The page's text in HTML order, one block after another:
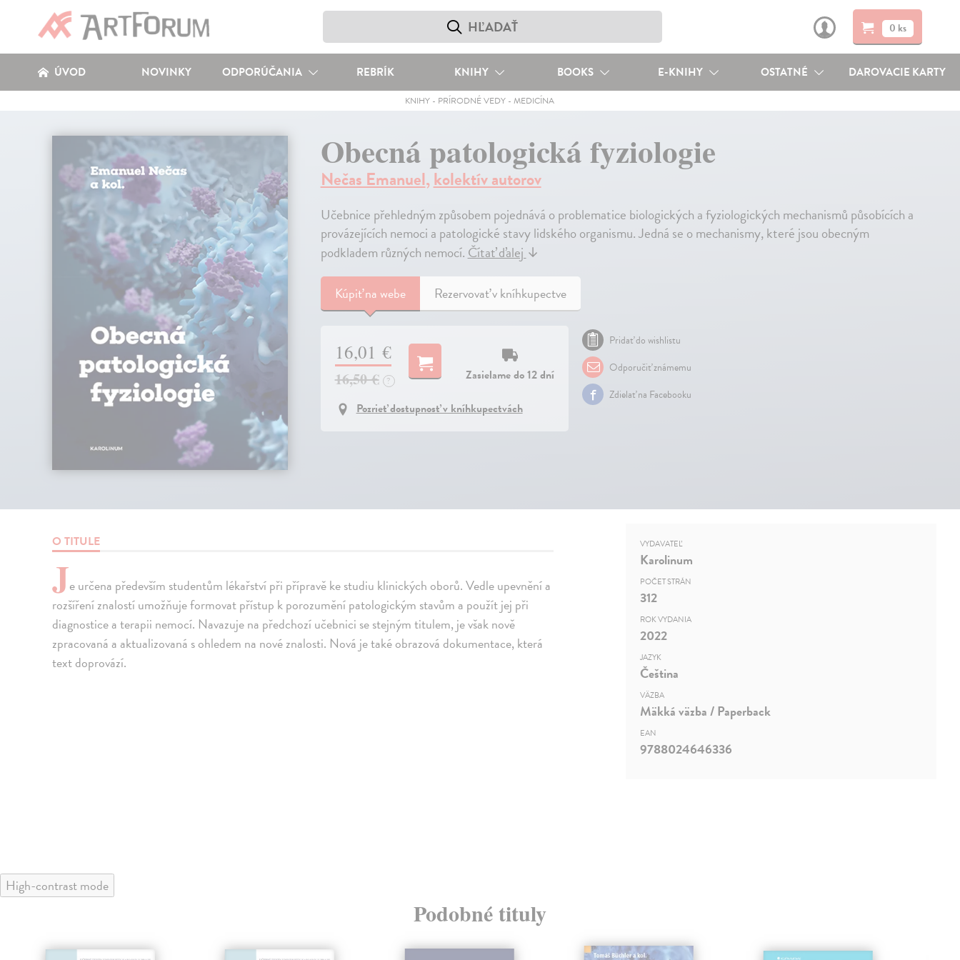
0 ks
ÚVOD NOVINKY ODPORÚČANIA REBRÍK KNIHY BOOKS E-KNIHY OSTATNÉ DAROVACIE KARTY
KNIHY - PRÍRODNÉ VEDY -MEDICÍNA
Obecná patologická fyziologie
Nečas Emanuel,kolektív autorov
Učebnice přehledným způsobem pojednává o problematice biologických a fyziologických mechanismů působících a
provázejících nemoci a patologické stavy lidského organismu. Jedná se o mechanismy, které jsou obecným
podkladem různých nemocí.Čítať ďalej↓
Kúpiťna webe Rezervovať v kníhkupectve
16,01 €
16,50 € ?
Zasielame do 12 dní
Pozrieť dostupnosť v kníhkupectvách
Pridať do wishlistu
Odporučiť známemu
Zdielať na Facebooku
O TITULE
Je určena především studentům lékařství při přípravě ke studiu klinických oborů. Vedle upevnění a
rozšíření znalostí umožňuje formovat přístup k porozumění patologickým stavům a použít jej při
diagnostice a terapii nemocí. Navazuje na předchozí učebnici se stejným titulem, je však nově
zpracovaná a aktualizovaná s ohledem na nové znalosti. Nová je také obrazová dokumentace, která
text doprovází.
VYDAVATEĽ
Karolinum
POČET STRÁN
312
ROK VYDANIA
2022
JAZYK
Čeština
VÄZBA
Mäkká väzba / Paperback
EAN
9788024646336
High-contrast mode
Podobné tituly